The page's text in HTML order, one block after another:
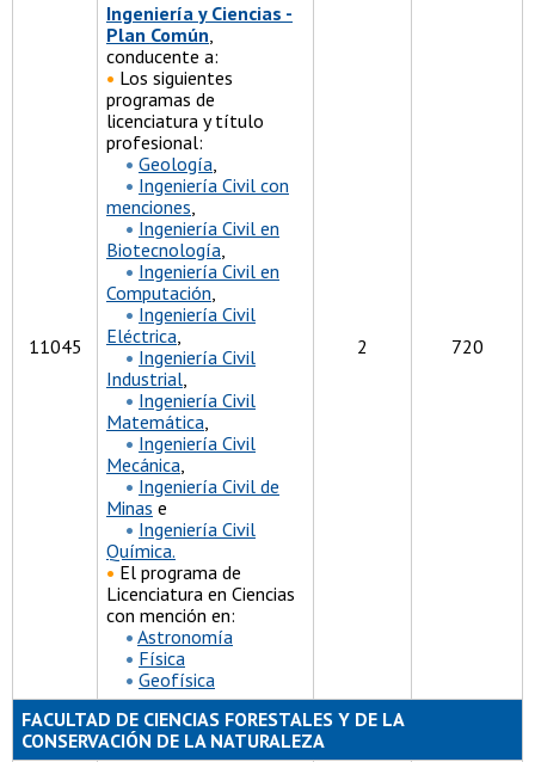
11045
Ingeniería y Ciencias -
Plan Común,
conducente a:
• Los siguientes
programas de
licenciatura y título
profesional:
• Geología,
• Ingeniería Civil con
menciones,
• Ingeniería Civil en
Biotecnología,
• Ingeniería Civil en
Computación,
• Ingeniería Civil
Eléctrica,
• Ingeniería Civil
Industrial,
• Ingeniería Civil
Matemática,
• Ingeniería Civil
Mecánica,
• Ingeniería Civil de
Minas e
• Ingeniería Civil
Química.
• El programa de
Licenciatura en Ciencias
con mención en:
• Astronomía
• Física
• Geofísica
2 720
FACULTAD DE CIENCIAS FORESTALES Y DE LA
CONSERVACIÓN DE LA NATURALEZA